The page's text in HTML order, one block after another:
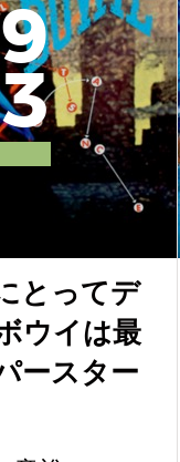
9
3
とってデ
ウイは最
ースター